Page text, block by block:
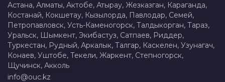
Астана, Алматы, Актобе, Атырау, Жезказган, Караганда,
Костанай, Кокшетау, Кызылорда, Павлодар, Семей,
Петропавловск, Усть-Каменогорск, Талдыкорган, Тараз,
Уральск, Шымкент, Экибастуз, Сатпаев, Риддер,
Туркестан, Рудный, Аркалык, Талгар, Каскелен, Узунагач,
Конаев, Уштобе, Текели, Жаркент, Степногорск,
Щучинск, Акколь
info@ouc.kz